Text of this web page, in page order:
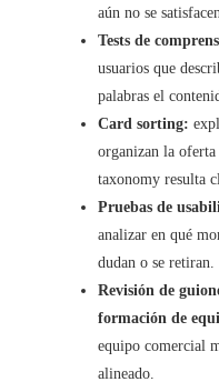
aún no se
Tests de
usuarios que
palabras el
Card sorting:
organizan la
taxonomy resulta
Pruebas de
analizar en qué
dudan o se retiran.
Revisión de
formación de
equipo comercial
alineado.